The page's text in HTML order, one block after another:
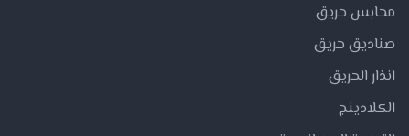
محابس حريق
صناديق حريق
انذار الحريق
الكلادينج